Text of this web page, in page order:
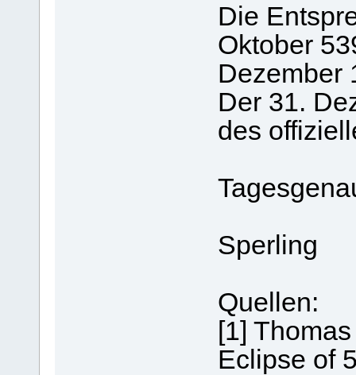
Die
Oktober
Dezember
Der 31.
des
Sperling
Quellen:
[1]
Eclipse of